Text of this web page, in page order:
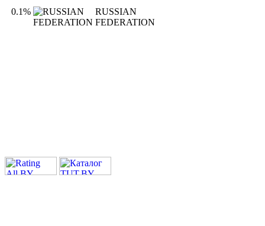
0.1%
RUSSIAN
FEDERATION